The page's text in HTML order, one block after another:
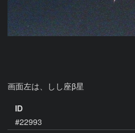
画面左は、しし座β星
ID
#22993